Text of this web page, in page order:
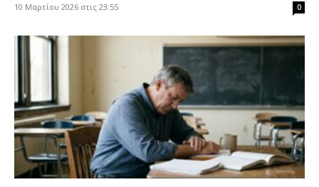
10 Μαρτίου 2026 στις 23:55 0